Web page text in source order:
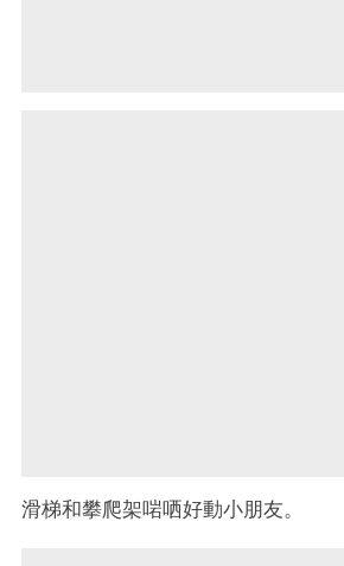
滑梯和攀爬架啱哂好動小朋友。